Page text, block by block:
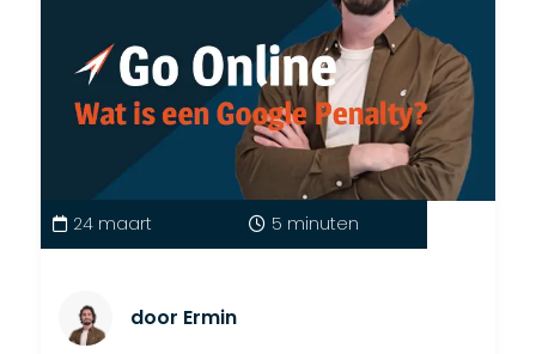
24 maart 5 minuten
door Ermin